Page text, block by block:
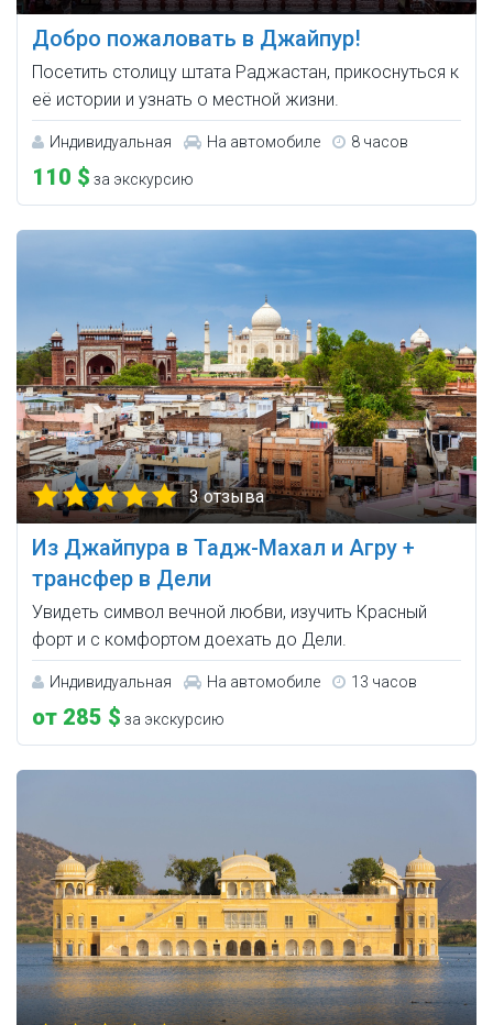
Добро пожаловать в Джайпур!
Посетить столицу штата Раджастан, прикоснуться к
её истории и узнать о местной жизни.
Индивидуальная На автомобиле 8 часов
110 $ за экскурсию
3 отзыва
Из Джайпура в Тадж-Махал и Агру +
трансфер в Дели
Увидеть символ вечной любви, изучить Красный
форт и с комфортом доехать до Дели.
Индивидуальная На автомобиле 13 часов
от 285 $ за экскурсию